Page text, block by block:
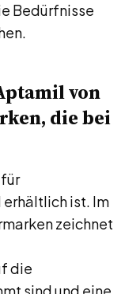
Bedürfnisse
von
die bei
ist. Im
zeichnet
die